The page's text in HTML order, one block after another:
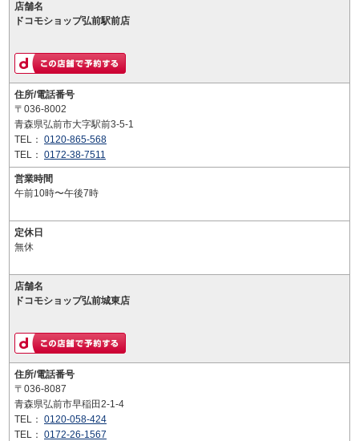
店舗名
ドコモショップ弘前駅前店
住所/電話番号
〒036-8002
青森県弘前市大字駅前3-5-1
TEL： 0120-865-568
TEL： 0172-38-7511
営業時間
午前10時〜午後7時
定休日
無休
店舗名
ドコモショップ弘前城東店
住所/電話番号
〒036-8087
青森県弘前市早稲田2-1-4
TEL： 0120-058-424
TEL： 0172-26-1567